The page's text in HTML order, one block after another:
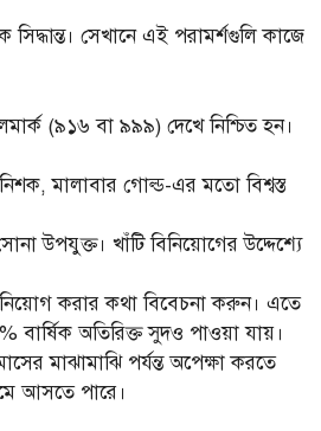
সেখানে এই পরামর্শগুলি কাজে
(৯১৬ বা ৯৯৯) দেখে নিশ্চিত হন।
মালাবার গোল্ড-এর মতো বিশ্বস্ত
উপযুক্ত। খাঁটি বিনিয়োগের উদ্দেশ্যে
করার কথা বিবেচনা করুন। এতে
বার্ষিক অতিরিক্ত সুদও পাওয়া যায়।
মাঝামাঝি পর্যন্ত অপেক্ষা করতে
আসতে পারে।